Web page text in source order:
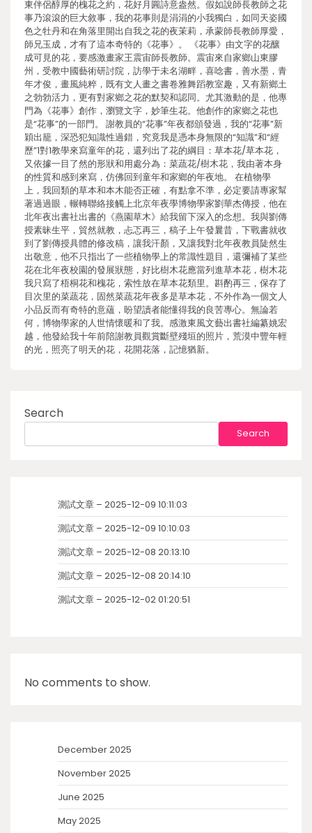
東伴侶醇厚的槐花之約，花好月圓詩意盎然。假如說師長教師之花
事乃滾滾的巨大敘事，我的花事則是涓涓的小我獨白，如同天姿國
色之牡丹和在角落里開出自我之花的夜茉莉，承蒙師長教師厚愛，
師兄玉成，才有了這本奇特的《花事》。 《花事》由文字的花釀
成可見的花，要感激畫家王震宙師長教師。震宙來自家鄉山東膠
州，受教中國藝術研討院，訪學于未名湖畔，喜唸書，善水墨，青
年才俊，畫風純粹，既有文人畫之書卷雅舞蹈教室趣，又有新鄉土
之勃勃活力，更有對家鄉之花的默契和認同。尤其激動的是，他專
門為《花事》創作，瀏覽文字，妙筆生花。他創作的家鄉之花也
是“花事”的一部門。 謝教員的“花事”年夜都頒發過，我的“花事”新
穎出籠，深恐犯知識性過錯，究竟我是憑本身無限的“知識”和“經
歷”1對1教學來寫童年的花，還列出了花的綱目：草本花/草本花，
又依據一目了然的形狀和用處分為：菜蔬花/樹木花，我由著本身
的性質和感到來寫，仿佛回到童年和家鄉的年夜地。 在植物學
上，我回類的草本和本木能否正確，有點拿不準，必定要請專家幫
著過過眼，輾轉聯絡接觸上北京年夜學博物學家劉華杰傳授，他在
北年夜出書社出書的《燕園草木》給我留下深入的念想。我與劉傳
授素昧生平，貿然就教，忐忑再三，稿子上午發曩昔，下戰書就收
到了劉傳授具體的修改稿，讓我汗顏，又讓我對北年夜教員陡然生
出敬意，他不只指出了一些植物學上的常識性題目，還彌補了某些
花在北年夜校園的發展狀態，好比樹木花應當列進草本花，樹木花
我只寫了梧桐花和槐花，索性放在草本花類里。斟酌再三，保存了
目次里的菜蔬花，固然菜蔬花年夜多是草本花，不外作為一個文人
小品反而有奇特的意蘊，盼望讀者能懂得我的良苦專心。無論若
何，博物學家的人世情懷暖和了我。感激東風文藝出書社編纂姚宏
越，他發給我十年前陪謝教員觀賞斷壁殘垣的照片，荒漠中豐年輕
的光，照亮了明天的花，花開花落，記憶猶新。
Search
Search
測試文章 – 2025-12-09 10:11:03
測試文章 – 2025-12-09 10:10:03
測試文章 – 2025-12-08 20:13:10
測試文章 – 2025-12-08 20:14:10
測試文章 – 2025-12-02 01:20:51
No comments to show.
December 2025
November 2025
June 2025
May 2025